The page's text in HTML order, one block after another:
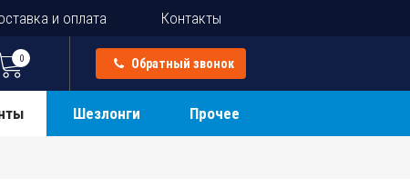
и оплата Контакты
0 Обратный звонок
Шезлонги Прочее